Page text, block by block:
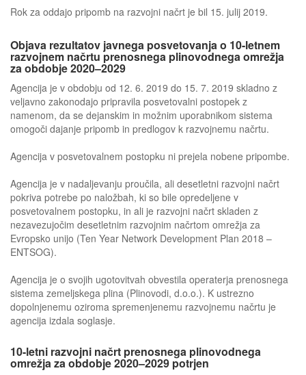
Rok za oddajo pripomb na razvojni načrt je bil 15. julij 2019.
Objava rezultatov javnega posvetovanja o 10-letnem
razvojnem načrtu prenosnega plinovodnega omrežja
za obdobje 2020–2029
Agencija je v obdobju od 12. 6. 2019 do 15. 7. 2019 skladno z
veljavno zakonodajo pripravila posvetovalni postopek z
namenom, da se dejanskim in možnim uporabnikom sistema
omogoči dajanje pripomb in predlogov k razvojnemu načrtu.
Agencija v posvetovalnem postopku ni prejela nobene pripombe.
Agencija je v nadaljevanju proučila, ali desetletni razvojni načrt
pokriva potrebe po naložbah, ki so bile opredeljene v
posvetovalnem postopku, in ali je razvojni načrt skladen z
nezavezujočim desetletnim razvojnim načrtom omrežja za
Evropsko unijo (Ten Year Network Development Plan 2018 –
ENTSOG).
Agencija je o svojih ugotovitvah obvestila operaterja prenosnega
sistema zemeljskega plina (Plinovodi, d.o.o.). K ustrezno
dopolnjenemu oziroma spremenjenemu razvojnemu načrtu je
agencija izdala soglasje.
10-letni razvojni načrt prenosnega plinovodnega
omrežja za obdobje 2020–2029 potrjen